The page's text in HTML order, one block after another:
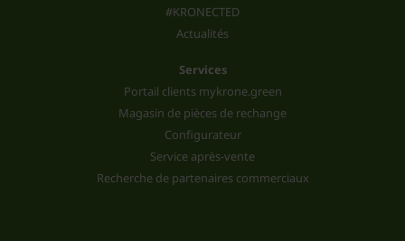
#KRONECTED
Actualités
Services
Portail clients mykrone.green
Magasin de pièces de rechange
Configurateur
Service après-vente
Recherche de partenaires commerciaux